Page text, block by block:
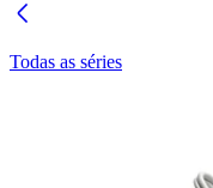
Todas as séries